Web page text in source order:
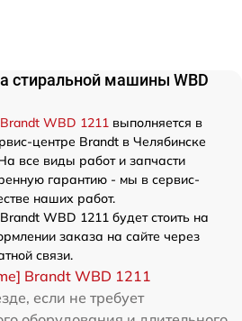
стиральной машины WBD
WBD 1211 выполняется в
центре Brandt в Челябинске
все виды работ и запчасти
гарантию - мы в сервис-
наших работ.
WBD 1211 будет стоить на
заказа на сайте через
связи.
Brandt WBD 1211
если не требует